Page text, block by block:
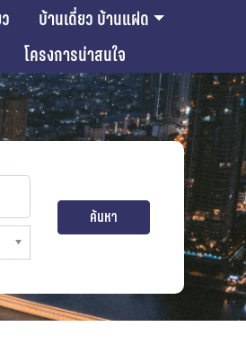
บ้านเดี่ยว บ้านแฝด
โครงการน่าสนใจ
ค้นหา